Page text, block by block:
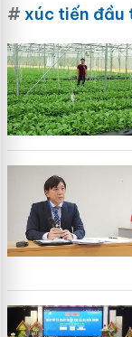
# xúc tiến đầu